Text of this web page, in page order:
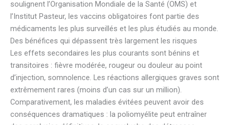
soulignent l’Organisation Mondiale de la Santé (OMS) et
l’Institut Pasteur, les vaccins obligatoires font partie des
médicaments les plus surveillés et les plus étudiés au monde.
Des bénéfices qui dépassent très largement les risques
Les effets secondaires les plus courants sont bénins et
transitoires : fièvre modérée, rougeur ou douleur au point
d’injection, somnolence. Les réactions allergiques graves sont
extrêmement rares (moins d’un cas sur un million).
Comparativement, les maladies évitées peuvent avoir des
conséquences dramatiques : la poliomyélite peut entraîner